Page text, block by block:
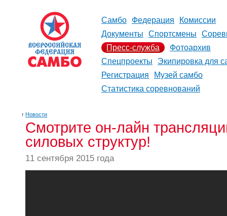
Самбо Федерация
Комиссии
Документы
Спортсмены
Пресс-служба
Фотоархив
Спецпроекты
Экипировка для
Регистрация
Музей самбо
Статистика соревнований
↑ Новости
Смотрите он-лайн
силовых структур!
11 сентября 2015 года